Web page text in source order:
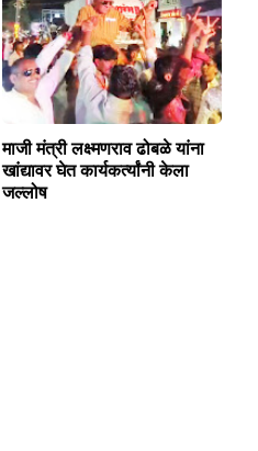
माजी मंत्री लक्ष्मणराव ढोबळे यांना
खांद्यावर घेत कार्यकर्त्यांनी केला
जल्लोष